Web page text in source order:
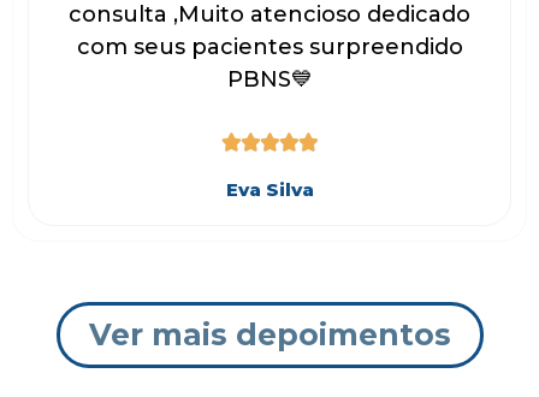
consulta ,Muito atencioso dedicado
com seus pacientes surpreendido
PBNS💙

Eva Silva
Ver mais depoimentos